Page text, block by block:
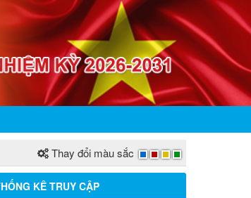
Thay đổi màu sắc
KÊ TRUY CẬP